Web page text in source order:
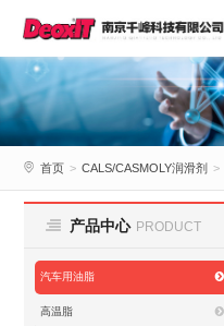
首页 > CALS/CASMOLY润滑剂 >
产品中心 PRODUCT
汽车用油脂
高温脂